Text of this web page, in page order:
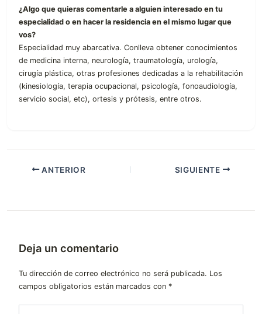
¿Algo que quieras comentarle a alguien interesado en tu
especialidad o en hacer la residencia en el mismo lugar que
vos?
Especialidad muy abarcativa. Conlleva obtener conocimientos
de medicina interna, neurología, traumatología, urología,
cirugía plástica, otras profesiones dedicadas a la rehabilitación
(kinesiología, terapia ocupacional, psicología, fonoaudiología,
servicio social, etc), ortesis y prótesis, entre otros.
ANTERIOR SIGUIENTE
Deja un comentario
Tu dirección de correo electrónico no será publicada. Los
campos obligatorios están marcados con *